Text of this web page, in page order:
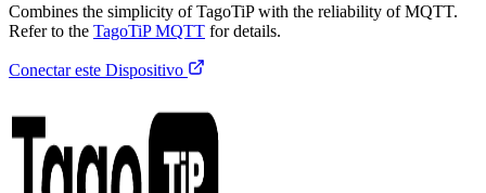
Combines the simplicity of TagoTiP with the reliability of MQTT.
Refer to the TagoTiP MQTT for details.
Conectar este Dispositivo